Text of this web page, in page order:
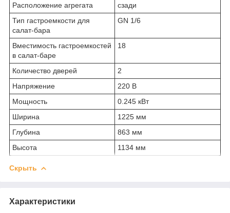
Расположение агрегата
сзади
Тип гастроемкости для
салат-бара
GN 1/6
Вместимость гастроемкостей
в салат-баре
18
Количество дверей
2
Напряжение
220 В
Мощность
0.245 кВт
Ширина
1225 мм
Глубина
863 мм
Высота
1134 мм
Скрыть
Характеристики